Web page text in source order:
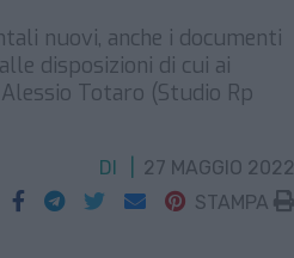
nuovi, anche i documenti
disposizioni di cui ai
Totaro (Studio Rp
DI
27 MAGGIO 2022
STAMPA